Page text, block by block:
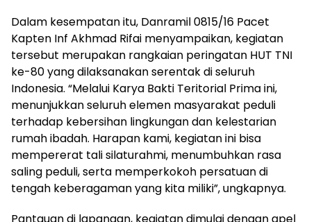
Dalam kesempatan itu, Danramil 0815/16 Pacet
Kapten Inf Akhmad Rifai menyampaikan, kegiatan
tersebut merupakan rangkaian peringatan HUT TNI
ke-80 yang dilaksanakan serentak di seluruh
Indonesia. “Melalui Karya Bakti Teritorial Prima ini,
menunjukkan seluruh elemen masyarakat peduli
terhadap kebersihan lingkungan dan kelestarian
rumah ibadah. Harapan kami, kegiatan ini bisa
mempererat tali silaturahmi, menumbuhkan rasa
saling peduli, serta memperkokoh persatuan di
tengah keberagaman yang kita miliki”, ungkapnya.
Pantauan di lapangan, kegiatan dimulai dengan apel